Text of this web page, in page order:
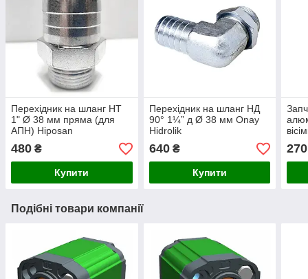
Перехідник на шланг НТ
1" Ø 38 мм пряма (для
АПН) Hiposan
480 ₴
Купити
Перехідник на шланг НД
90° 1¼” д Ø 38 мм Onay
Hidrolik
640₴
Купити
270
Подібні товари компанії